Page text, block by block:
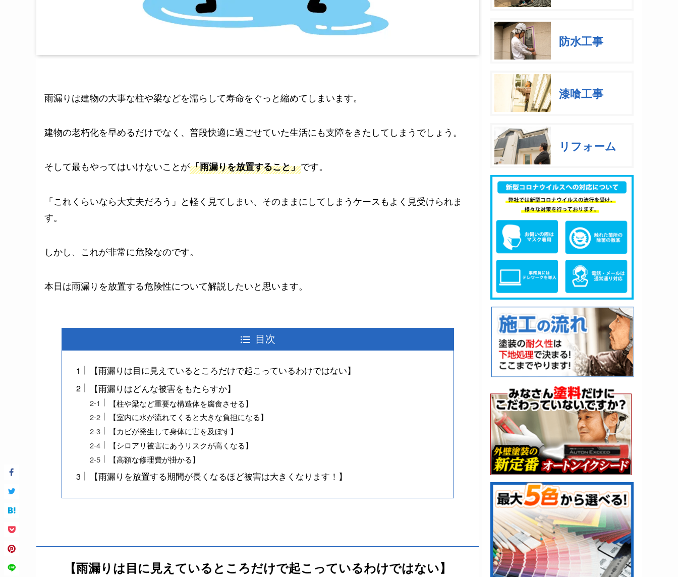
雨漏りは建物の大事な柱や梁などを濡らして寿命をぐっと縮めてしまいます。
建物の老朽化を早めるだけでなく、普段快適に過ごせていた生活にも支障をきたしてしまうでしょう。
そして最もやってはいけないことが「雨漏りを放置すること」です。
「これくらいなら大丈夫だろう」と軽く見てしまい、そのままにしてしまうケースもよく見受けられま
す。
しかし、これが非常に危険なのです。
本日は雨漏りを放置する危険性について解説したいと思います。
目次
【雨漏りは目に見えているところだけで起こっているわけではない】
【雨漏りはどんな被害をもたらすか】
【柱や梁など重要な構造体を腐食させる】
【室内に水が流れてくると大きな負担になる】
【カビが発生して身体に害を及ぼす】
【シロアリ被害にあうリスクが高くなる】
【高額な修理費が掛かる】
【雨漏りを放置する期間が長くなるほど被害は大きくなります！】
【雨漏りは目に見えているところだけで起こっているわけではない】
防水工事
漆喰工事
リフォーム